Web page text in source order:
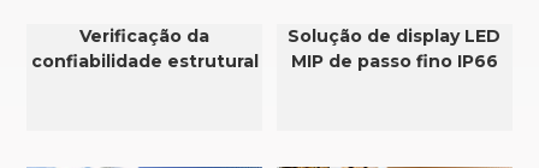
Verificação da
confiabilidade estrutural
Solução de display LED
MIP de passo fino IP66